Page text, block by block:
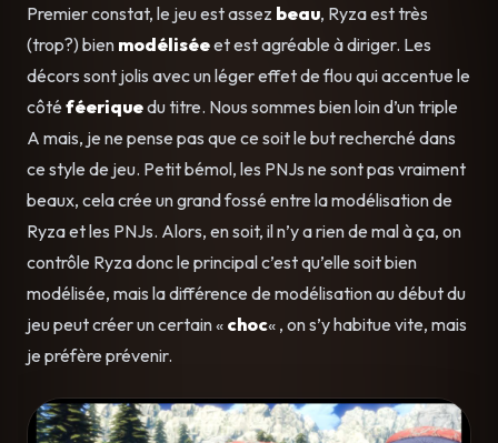
Premier constat, le jeu est assez beau, Ryza est très
(trop?) bien modéliséeet est agréable à diriger. Les
décors sont jolis avec un léger effet de flou qui accentue le
côté féeriquedu titre. Nous sommes bien loin d’un triple
A mais, je ne pense pas que ce soit le but recherché dans
ce style de jeu. Petit bémol, les PNJs ne sont pas vraiment
beaux, cela crée un grand fossé entre la modélisation de
Ryza et les PNJs. Alors, en soit, il n’y a rien de mal à ça, on
contrôle Ryza donc le principal c’est qu’elle soit bien
modélisée, mais la différence de modélisation au début du
jeu peut créer un certain « choc« , on s’y habitue vite, mais
je préfère prévenir.